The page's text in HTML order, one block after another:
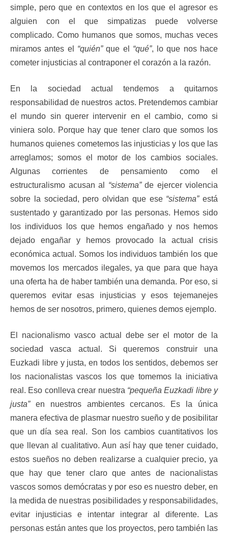
simple, pero que en contextos en los que el agresor es
alguien con el que simpatizas puede volverse
complicado. Como humanos que somos, muchas veces
miramos antes el “quién”que el “qué”, lo que nos hace
cometer injusticias al contraponer el corazón a la razón.
En la sociedad actual tendemos a quitarnos
responsabilidad de nuestros actos. Pretendemos cambiar
el mundo sin querer intervenir en el cambio, como si
viniera solo. Porque hay que tener claro que somos los
humanos quienes cometemos las injusticias y los que las
arreglamos; somos el motor de los cambios sociales.
Algunas corrientes de pensamiento como el
estructuralismo acusan al “sistema”de ejercer violencia
sobre la sociedad, pero olvidan que ese “sistema”está
sustentado y garantizado por las personas. Hemos sido
los individuos los que hemos engañado y nos hemos
dejado engañar y hemos provocado la actual crisis
económica actual. Somos los individuos también los que
movemos los mercados ilegales, ya que para que haya
una oferta ha de haber también una demanda. Por eso, si
queremos evitar esas injusticias y esos tejemanejes
hemos de ser nosotros, primero, quienes demos ejemplo.
El nacionalismo vasco actual debe ser el motor de la
sociedad vasca actual. Si queremos construir una
Euzkadi libre y justa, en todos los sentidos, debemos ser
los nacionalistas vascos los que tomemos la iniciativa
real. Eso conlleva crear nuestra “pequeña Euzkadi libre y
justa”en nuestros ambientes cercanos. Es la única
manera efectiva de plasmar nuestro sueño y de posibilitar
que un día sea real. Son los cambios cuantitativos los
que llevan al cualitativo. Aun así hay que tener cuidado,
estos sueños no deben realizarse a cualquier precio, ya
que hay que tener claro que antes de nacionalistas
vascos somos demócratas y por eso es nuestro deber, en
la medida de nuestras posibilidades y responsabilidades,
evitar injusticias e intentar integrar al diferente. Las
personas están antes que los proyectos, pero también las